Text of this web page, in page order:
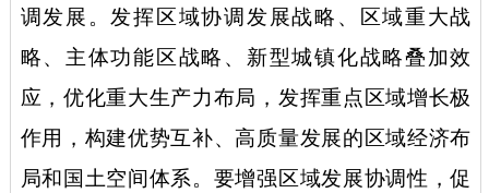
调发展。发挥区域协调发展战略、区域重大战
略、主体功能区战略、新型城镇化战略叠加效
应，优化重大生产力布局，发挥重点区域增长极
作用，构建优势互补、高质量发展的区域经济布
局和国土空间体系。要增强区域发展协调性，促